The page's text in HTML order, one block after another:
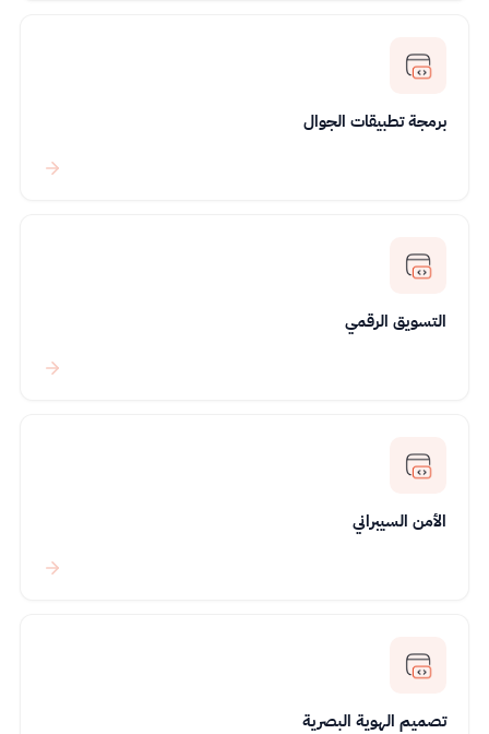
برمجة تطبيقات الجوال
التسويق الرقمي
الأمن السيبراني
تصميم الهوية البصرية